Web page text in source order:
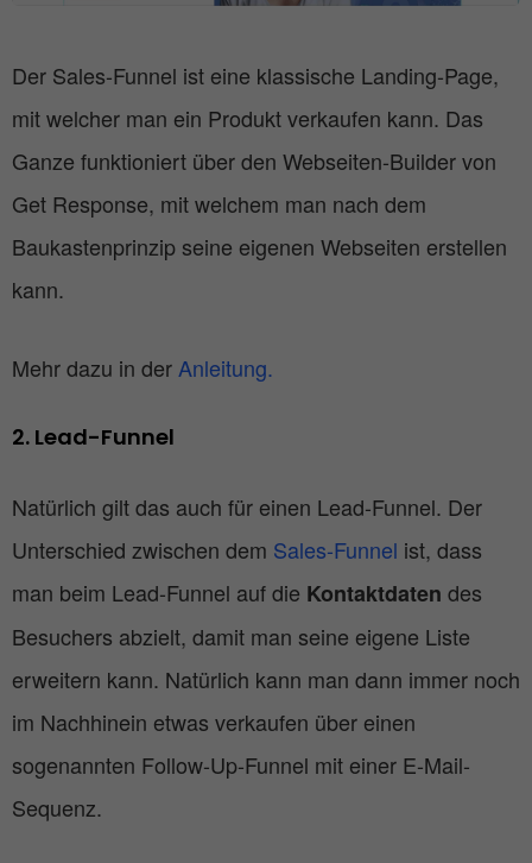
Der Sales-Funnel ist eine klassische Landing-Page,
mit welcher man ein Produkt verkaufen kann. Das
Ganze funktioniert über den Webseiten-Builder von
Get Response, mit welchem man nach dem
Baukastenprinzip seine eigenen Webseiten erstellen
kann.
Mehr dazu in derAnleitung.
2. Lead-Funnel
Natürlich gilt das auch für einen Lead-Funnel. Der
Unterschied zwischen dem Sales-Funnel ist, dass
man beim Lead-Funnel auf die Kontaktdaten des
Besuchers abzielt, damit man seine eigene Liste
erweitern kann. Natürlich kann man dann immer noch
im Nachhinein etwas verkaufen über einen
sogenannten Follow-Up-Funnel mit einer E-Mail-
Sequenz.